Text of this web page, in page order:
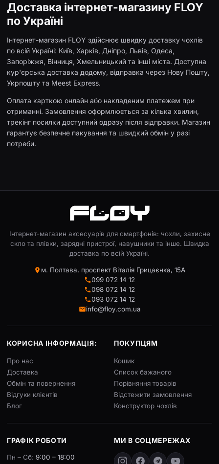
Доставка інтернет-магазину FLOY
по Україні
Інтернет-магазин FLOY здійснює швидку доставку чохлів
по всій Україні: Київ, Харків, Дніпро, Львів, Одеса,
Запоріжжя, Вінниця, Хмельницький та інші міста. Доступна
кур'єрська доставка додому, відправка через Нову Пошту,
Укрпошту та Meest Express.
Оплата карткою онлайн або накладеним платежем при
отриманні. Замовлення оформлюється за кілька хвилин,
трекінг посилки доступний одразу після відправки. Магазин
гарантує безпечне пакування та швидкий обмін у разі
потреби.
Інтернет-магазин аксесуарів для смартфонів: чохли, захисне
скло та плівки, зарядні пристрої, навушники та інше. Швидка
доставка по всій Україні.
м. Полтава, проспект Віталія Грицаєнка, 15А
099 072 14 12
098 072 14 12
093 072 14 12
info@floy.com.ua
КОРИСНА ІНФОРМАЦІЯ:
Про нас
Доставка
Обмін та повернення
Відгуки клієнтів
Блог
ПОКУПЦЯМ
Кошик
Список бажаного
Порівняння товарів
Відстежити замовлення
Конструктор чохлів
ГРАФІК РОБОТИ
Пн – Сб: 9:00 – 18:00
МИ В СОЦМЕРЕЖАХ